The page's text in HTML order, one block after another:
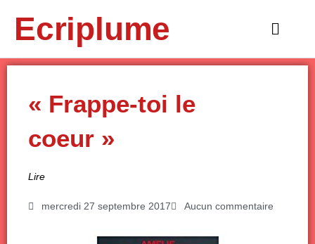
contenuEcriplume
Main
« Frappe-toi le
coeur »
Lire
mercredi 27 septembre 2017 Aucun commentaire